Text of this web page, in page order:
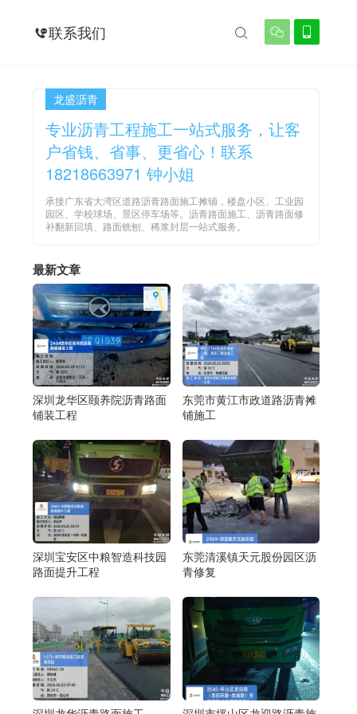
联系我们  

龙盛沥青
专业沥青工程施工一站式服务，让客
户省钱、省事、更省心！联系
18218663971 钟小姐
承接广东省大湾区道路沥青路面施工摊铺，楼盘小区、工业园
园区、学校球场、景区停车场等。沥青路面施工、沥青路面修
补翻新回填、路面铣刨、稀浆封层一站式服务。
最新文章
深圳龙华区颐养院沥青路面
铺装工程
东莞市黄江市政道路沥青摊
铺施工
深圳宝安区中粮智造科技园
路面提升工程
东莞清溪镇天元股份园区沥
青修复